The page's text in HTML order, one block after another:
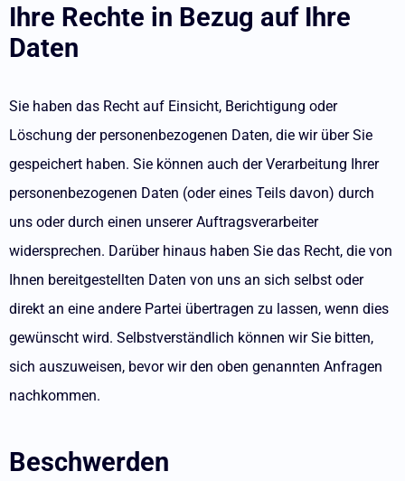
Ihre Rechte in Bezug auf Ihre
Daten
Sie haben das Recht auf Einsicht, Berichtigung oder
Löschung der personenbezogenen Daten, die wir über Sie
gespeichert haben. Sie können auch der Verarbeitung Ihrer
personenbezogenen Daten (oder eines Teils davon) durch
uns oder durch einen unserer Auftragsverarbeiter
widersprechen. Darüber hinaus haben Sie das Recht, die von
Ihnen bereitgestellten Daten von uns an sich selbst oder
direkt an eine andere Partei übertragen zu lassen, wenn dies
gewünscht wird. Selbstverständlich können wir Sie bitten,
sich auszuweisen, bevor wir den oben genannten Anfragen
nachkommen.
Beschwerden